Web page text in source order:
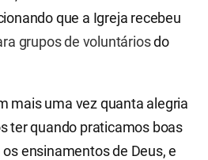
que a Igreja recebeu
grupos de voluntáriosdo
mais uma vez quanta alegria
ter quando praticamos boas
ensinamentos de Deus, e